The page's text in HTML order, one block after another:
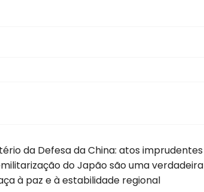
da Defesa da China: atos imprudentes
do Japão são uma verdadeira
à paz e à estabilidade regional